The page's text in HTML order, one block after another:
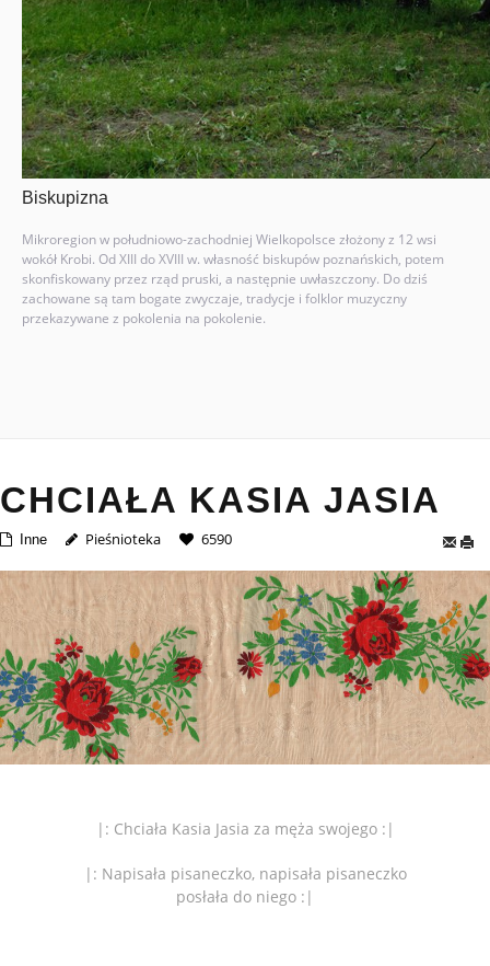
Biskupizna
Mikroregion w południowo-zachodniej Wielkopolsce złożony z 12 wsi
wokół Krobi. Od XIII do XVIII w. własność biskupów poznańskich, potem
skonfiskowany przez rząd pruski, a następnie uwłaszczony. Do dziś
zachowane są tam bogate zwyczaje, tradycje i folklor muzyczny
przekazywane z pokolenia na pokolenie.
CHCIAŁA KASIA JASIA
Inne Pieśnioteka 6590
|: Chciała Kasia Jasia za męża swojego :|
|: Napisała pisaneczko, napisała pisaneczko
posłała do niego :|